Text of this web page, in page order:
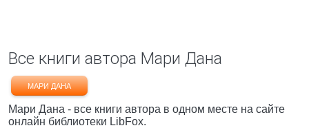
Все книги автора Мари Дана
МАРИ ДАНА
Мари Дана - все книги автора в одном месте на сайте
онлайн библиотеки LibFox.